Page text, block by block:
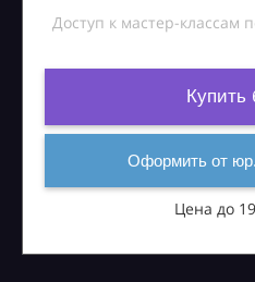
Доступ к мастер-классам
Купить
Оформить от
Цена до